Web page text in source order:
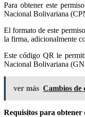
Para obtener este
Nacional Bolivariana
El formato de este
la firma, adicionalmente
Este código QR le
Nacional Bolivariana
ver más Cambios de
Requisitos para obtener